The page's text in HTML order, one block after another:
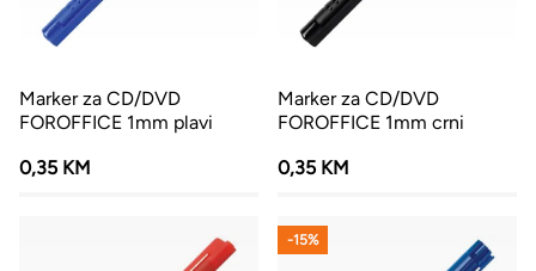
Marker za CD/DVD
FOROFFICE 1mm plavi
0,35 KM
Marker za CD/DVD
FOROFFICE 1mm crni
0,35 KM
-15%